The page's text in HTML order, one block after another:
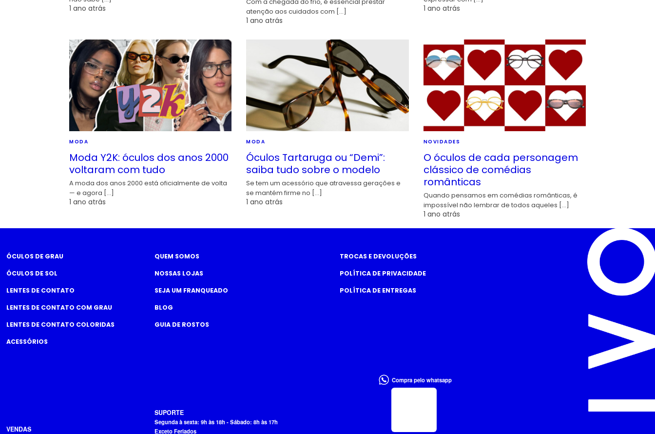
1 ano atrás
atenção aos cuidados com […]
1 ano atrás
1 ano atrás
MODA
Moda Y2K: óculos dos anos 2000
voltaram com tudo
A moda dos anos 2000 está oficialmente de volta
— e agora […]
1 ano atrás
MODA
Óculos Tartaruga ou “Demi”:
saiba tudo sobre o modelo
Se tem um acessório que atravessa gerações e
se mantém firme no […]
1 ano atrás
NOVIDADES
O óculos de cada personagem
clássico de comédias
românticas
Quando pensamos em comédias românticas, é
impossível não lembrar de todos aqueles […]
1 ano atrás
ÓCULOS DE GRAU
ÓCULOS DE SOL
LENTES DE CONTATO
LENTES DE CONTATO COM GRAU
LENTES DE CONTATO COLORIDAS
ACESSÓRIOS
VENDAS
QUEM SOMOS
NOSSAS LOJAS
SEJA UM FRANQUEADO
BLOG
GUIA DE ROSTOS
SUPORTE
Segunda à sexta: 9h às 18h - Sábado: 8h às 17h
Exceto Feriados
TROCAS E DEVOLUÇÕES
POLÍTICA DE PRIVACIDADE
POLÍTICA DE ENTREGAS
Compra pelo whatsapp